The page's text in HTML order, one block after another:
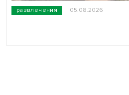
развлечения 05.08.2026